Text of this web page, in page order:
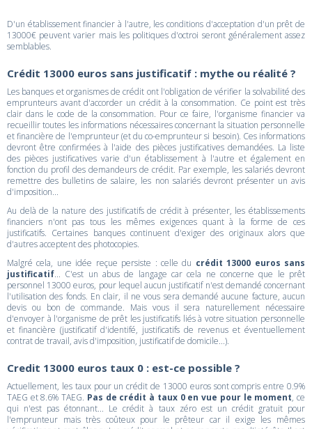
D'un établissement financier à l'autre, les conditions d'acceptation d'un prêt de
13000€ peuvent varier mais les politiques d'octroi seront généralement assez
semblables.
Crédit 13000 euros sans justificatif : mythe ou réalité ?
Les banques et organismes de crédit ont l'obligation de vérifier la solvabilité des
emprunteurs avant d'accorder un crédit à la consommation. Ce point est très
clair dans le code de la consommation. Pour ce faire, l'organisme financier va
recueillir toutes les informations nécessaires concernant la situation personnelle
et financière de l'emprunteur (et du co-emprunteur si besoin). Ces informations
devront être confirmées à l'aide des pièces justificatives demandées. La liste
des pièces justificatives varie d'un établissement à l'autre et également en
fonction du profil des demandeurs de crédit. Par exemple, les salariés devront
remettre des bulletins de salaire, les non salariés devront présenter un avis
d'imposition...
Au delà de la nature des justificatifs de crédit à présenter, les établissements
financiers n'ont pas tous les mêmes exigences quant à la forme de ces
justificatifs. Certaines banques continuent d'exiger des originaux alors que
d'autres acceptent des photocopies.
Malgré cela, une idée reçue persiste : celle du crédit 13000 euros sans
justificatif... C'est un abus de langage car cela ne concerne que le prêt
personnel 13000 euros, pour lequel aucun justificatif n'est demandé concernant
l'utilisation des fonds. En clair, il ne vous sera demandé aucune facture, aucun
devis ou bon de commande. Mais vous il sera naturellement nécessaire
d'envoyer à l'organisme de prêt les justificatifs liés à votre situation personnelle
et financière (justificatif d'identifé, justificatifs de revenus et éventuellement
contrat de travail, avis d'imposition, justificatif de domicile...).
Credit 13000 euros taux 0 : est-ce possible ?
Actuellement, les taux pour un crédit de 13000 euros sont compris entre 0.9%
TAEG et 8.6% TAEG. Pas de crédit à taux 0 en vue pour le moment, ce
qui n'est pas étonnant... Le crédit à taux zéro est un crédit gratuit pour
l'emprunteur mais très coûteux pour le prêteur car il exige les mêmes